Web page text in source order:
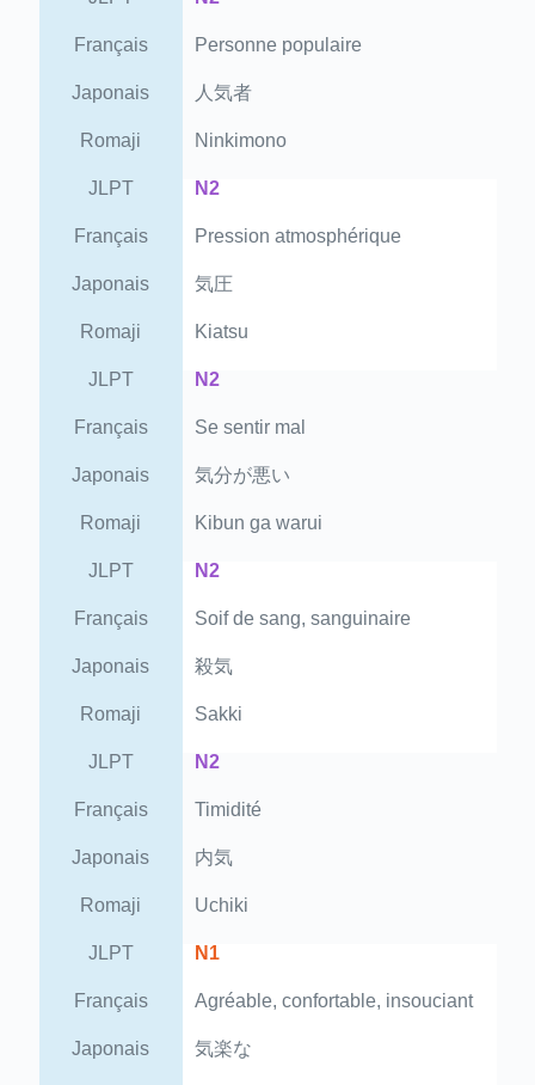
Français Personne populaire
Japonais 人気者
Romaji Ninkimono
JLPT N2
Français Pression atmosphérique
Japonais 気圧
Romaji Kiatsu
JLPT N2
Français Se sentir mal
Japonais 気分が悪い
Romaji Kibun ga warui
JLPT N2
Français Soif de sang, sanguinaire
Japonais 殺気
Romaji Sakki
JLPT N2
Français Timidité
Japonais 内気
Romaji Uchiki
JLPT N1
Français Agréable, confortable, insouciant
Japonais 気楽な